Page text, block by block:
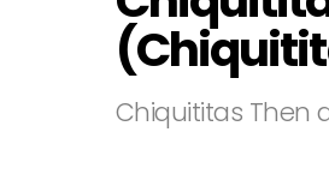
Chiquititas Then